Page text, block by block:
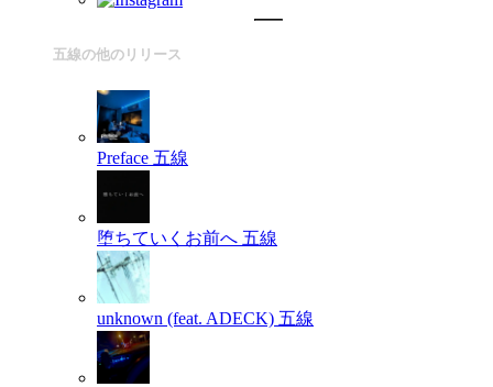
五線の他のリリース
Preface 五線
堕ちていくお前へ 五線
unknown (feat. ADECK) 五線